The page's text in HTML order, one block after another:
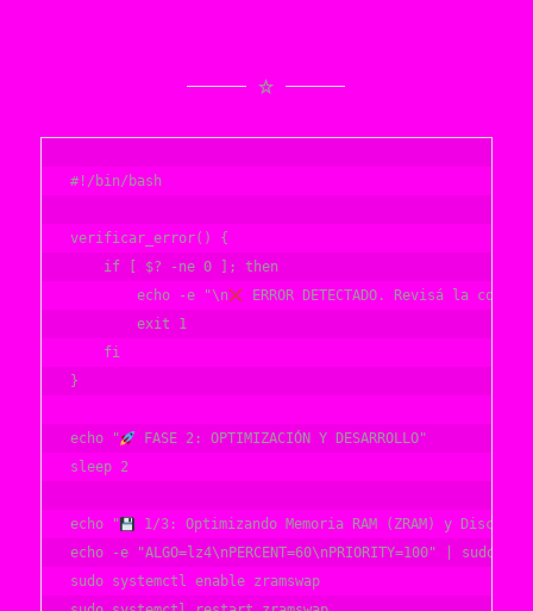
#!/bin/bash
verificar_error() {
    if [ $? -ne 0 ]; then
        echo -e "\n
ERROR DETECTADO. Revisá la
        exit 1
    fi
}
echo "
FASE 2: OPTIMIZACIÓN Y DESARROLLO"
sleep 2
echo "
1/3: Optimizando Memoria RAM (ZRAM) y Disco
echo -e "ALGO=lz4\nPERCENT=60\nPRIORITY=100" | sudo
sudo systemctl enable zramswap